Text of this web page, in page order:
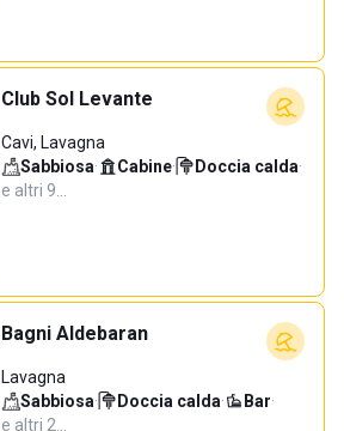
Club Sol Levante
Cavi, Lavagna
Sabbiosa· Cabine· Doccia calda·
e altri 9…
Bagni Aldebaran
Lavagna
Sabbiosa· Doccia calda· Bar·
e altri 2…